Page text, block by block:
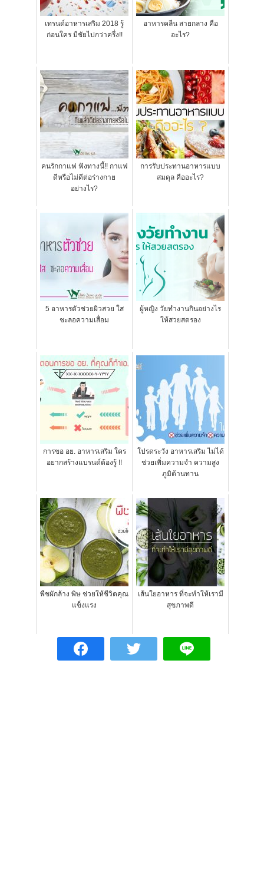
เทรนด์อาหารเสริม 2018 รู้
ก่อนใคร มีชัยไปกว่าครึ่ง!!
อาหารคลีน สายกลาง คือ
อะไร?
คนรักกาแฟ ฟังทางนี้!! กาแฟ
ดีหรือไม่ดีต่อร่างกาย
อย่างไร?
การรับประทานอาหารแบบ
สมดุล คืออะไร?
5 อาหารตัวช่วยผิวสวย ใส
ชะลอความเสื่อม
ผู้หญิง วัยทำงานกินอย่างไร
ให้สวยสตรอง
การขอ อย. อาหารเสริม ใคร
อยากสร้างแบรนด์ต้องรู้ !!
โปรดระวัง อาหารเสริม ไม่ได้
ช่วยเพิ่มความจำ ความสูง
ภูมิต้านทาน
พืชผักล้าง พิษ ช่วยให้ชีวิตคุณ
แข็งแรง
เส้นใยอาหาร ที่จะทำให้เรามี
สุขภาพดี